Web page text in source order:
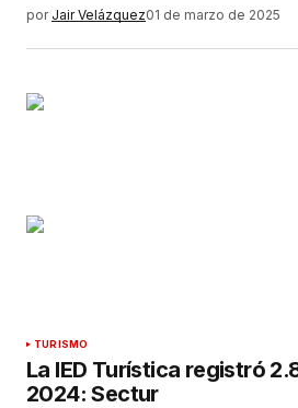
por Jair Velázquez01 de marzo de 2025
TURISMO
La IED Turística registró
2024: Sectur